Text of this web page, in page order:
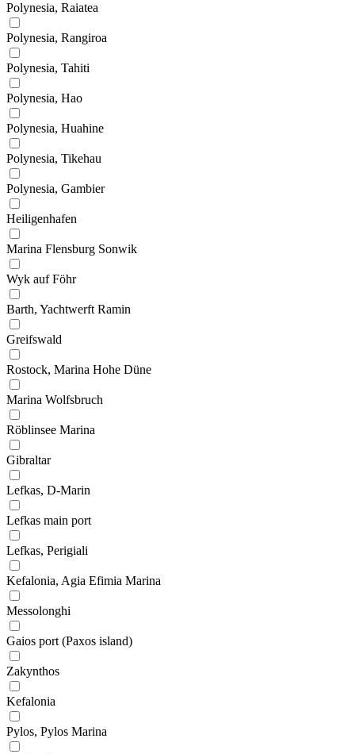
Polynesia, Raiatea
Polynesia, Rangiroa
Polynesia, Tahiti
Polynesia, Hao
Polynesia, Huahine
Polynesia, Tikehau
Polynesia, Gambier
Heiligenhafen
Marina Flensburg Sonwik
Wyk auf Föhr
Barth, Yachtwerft Ramin
Greifswald
Rostock, Marina Hohe Düne
Marina Wolfsbruch
Röblinsee Marina
Gibraltar
Lefkas, D-Marin
Lefkas main port
Lefkas, Perigiali
Kefalonia, Agia Efimia Marina
Messolonghi
Gaios port (Paxos island)
Zakynthos
Kefalonia
Pylos, Pylos Marina